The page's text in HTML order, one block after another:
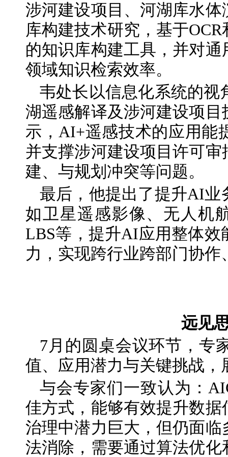
涉河建设项目、河湖库水
库构建技术研究，基于
的知识库构建工具，并对
领域知识检索效率。
韦处长以信息化系统的
湖遥感解译及涉河建设项
示，AI+遥感技术的应用能
并支撑涉河建设项目许可
建、与规划冲突等问题。
最后，他提出了提升AI业
如卫星遥感影像、无人机
LBS等，提升AI应用整体
力，实现跨行业跨部门协
远见
7月的圆桌会议环节，专
值、应用潜力与关键挑战，
与会专家们一致认为：
佳方式，能够有效提升数
治理中潜力巨大，但仍面
法消除，需要通过算法优